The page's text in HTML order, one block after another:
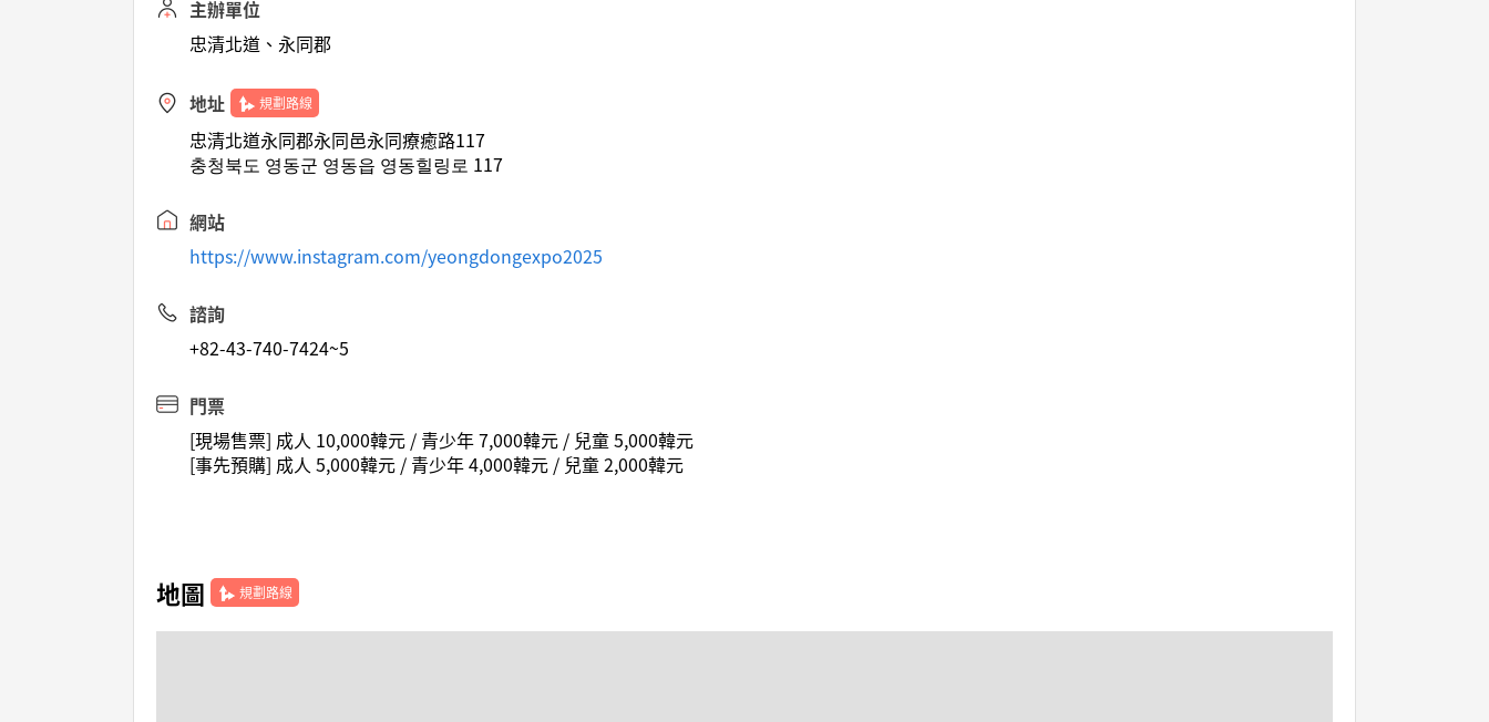
主辦單位
忠清北道、永同郡
地址 規劃路線
忠清北道永同郡永同邑永同療癒路117
충청북도 영동군 영동읍 영동힐링로 117
網站
https://www.instagram.com/yeongdongexpo2025
諮詢
+82-43-740-7424~5
門票
[現場售票] 成人 10,000韓元 / 青少年 7,000韓元 / 兒童 5,000韓元
[事先預購] 成人 5,000韓元 / 青少年 4,000韓元 / 兒童 2,000韓元
地圖 規劃路線